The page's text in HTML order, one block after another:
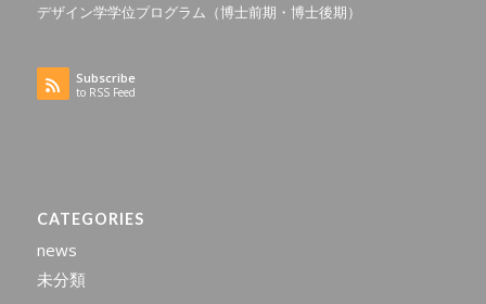
デザイン学学位プログラム（博士前期・博士後期）
Subscribe
to RSS Feed
CATEGORIES
news
未分類